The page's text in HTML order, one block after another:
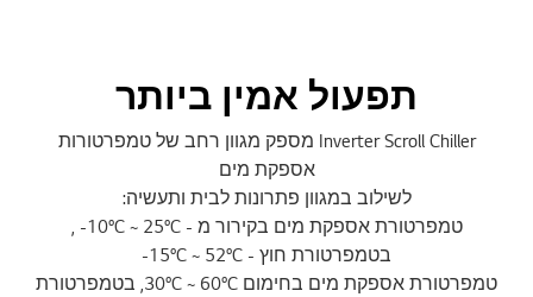
תפעול אמין ביותר
Inverter Scroll Chiller מספק מגוון רחב של טמפרטורות
אספקת מים
לשילוב במגוון פתרונות לבית ותעשיה:
טמפרטורת אספקת מים בקירור מ - 10°C ~ 25°C- ,
בטמפרטורת חוץ - 15°C ~ 52°C-
טמפרטורת אספקת מים בחימום 30°C ~ 60°C, בטמפרטורת